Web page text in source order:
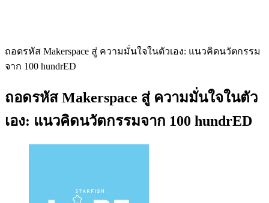
ถอดรหัส Makerspace สู่ ความมั่นใจในตัวเอง: แนวคิดนวัตกรรม
จาก 100 hundrED
ถอดรหัส Makerspace สู่ ความมั่นใจในตัว
เอง: แนวคิดนวัตกรรมจาก 100 hundrED